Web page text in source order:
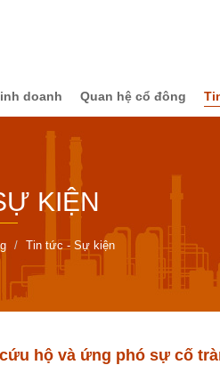
doanh Quan hệ cổ đông
KIỆN
Tin tức - Sự kiện
hộ và ứng phó sự cố